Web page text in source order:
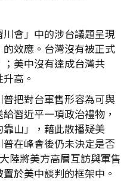
會」中的涉台議題呈現
的效應。台灣沒有被正式
美中沒有達成台灣共
高。
把對台軍售形容為可與
習近平一項政治禮物，
山」，藉此散播疑美
在峰會後仍未決定是否
陸將美方高層互訪與軍售
於美中談判的框架中。